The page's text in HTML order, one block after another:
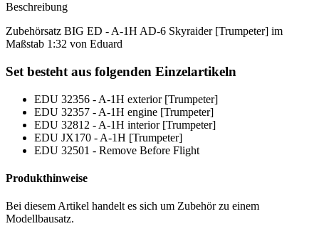
Beschreibung
Zubehörsatz BIG ED - A-1H AD-6 Skyraider [Trumpeter] im
Maßstab 1:32 von Eduard
Set besteht aus folgenden Einzelartikeln
EDU 32356 - A-1H exterior [Trumpeter]
EDU 32357 - A-1H engine [Trumpeter]
EDU 32812 - A-1H interior [Trumpeter]
EDU JX170 - A-1H [Trumpeter]
EDU 32501 - Remove Before Flight
Produkthinweise
Bei diesem Artikel handelt es sich um Zubehör zu einem
Modellbausatz.